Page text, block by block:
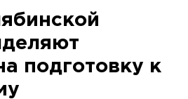
подготовку к